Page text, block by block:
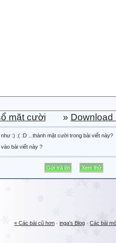
mặt cười » Download
:) :( :D ...thành mặt cười trong bài viết này?
vào bài viết này ?
« Các bài cũ hơn · inga's Blog · Các bài